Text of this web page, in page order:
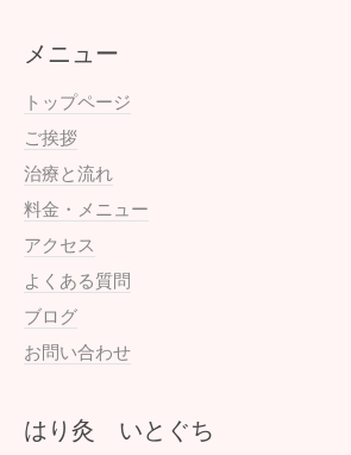
メニュー
トップページ
ご挨拶
治療と流れ
料金・メニュー
アクセス
よくある質問
ブログ
お問い合わせ
はり灸 いとぐち